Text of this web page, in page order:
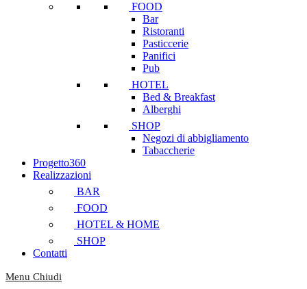
FOOD
Bar
Ristoranti
Pasticcerie
Panifici
Pub
HOTEL
Bed & Breakfast
Alberghi
SHOP
Negozi di abbigliamento
Tabaccherie
Progetto360
Realizzazioni
BAR
FOOD
HOTEL & HOME
SHOP
Contatti
Menu Chiudi